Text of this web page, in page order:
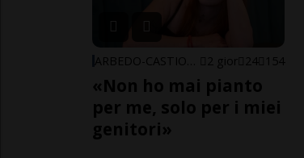
2 gior 24 154
«Non ho mai pianto
per me, solo per i miei
genitori»